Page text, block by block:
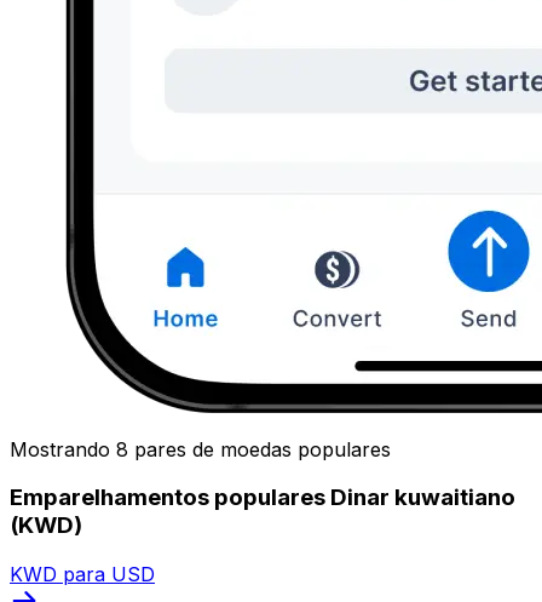
Mostrando 8 pares de moedas populares
Emparelhamentos populares Dinar kuwaitiano
(KWD)
KWD para USD